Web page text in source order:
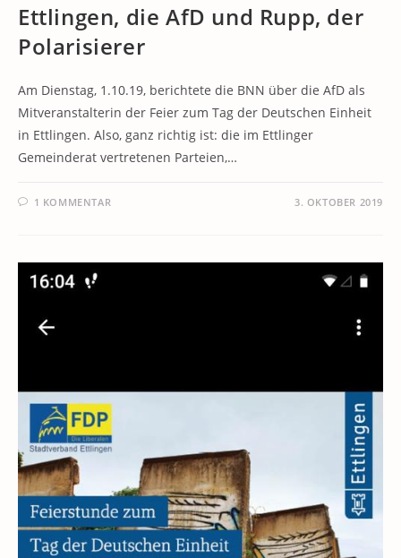
Ettlingen, die AfD und Rupp, der
Polarisierer
Am Dienstag, 1.10.19, berichtete die BNN über die AfD als
Mitveranstalterin der Feier zum Tag der Deutschen Einheit
in Ettlingen. Also, ganz richtig ist: die im Ettlinger
Gemeinderat vertretenen Parteien,…
1 KOMMENTAR 3. OKTOBER 2019